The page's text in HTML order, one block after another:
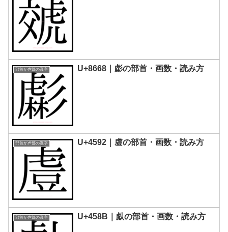
部首が虍部の漢字 U+8668｜虨の部首・画数・読み方
部首が虍部の漢字 U+4592｜䖒の部首・画数・読み方
部首が虍部の漢字 U+458B｜䖋の部首・画数・読み方